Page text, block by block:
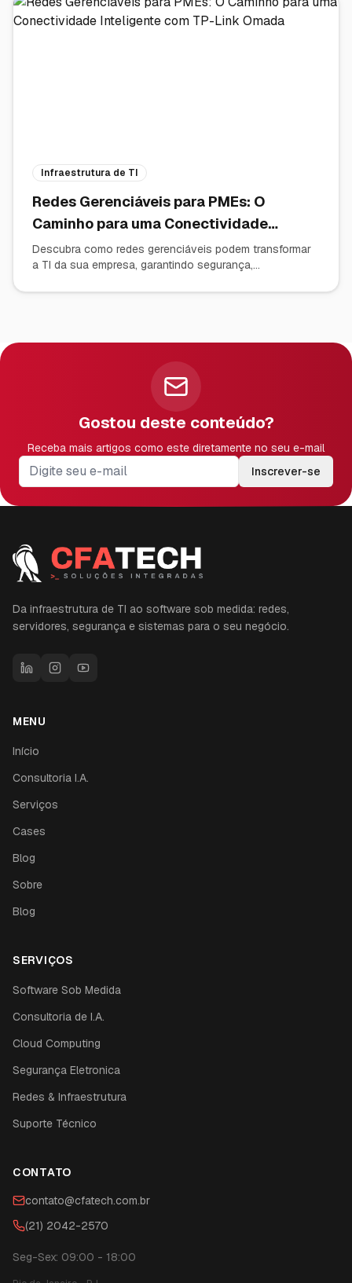
Infraestrutura de TI
Redes Gerenciáveis para PMEs: O
Caminho para uma Conectividade
Inteligente com TP-Link Omada
Descubra como redes gerenciáveis podem transformar
a TI da sua empresa, garantindo segurança,
TP-Link Omada é a escolha ideal para PMEs.
Gostou deste conteúdo?
Receba mais artigos como este diretamente no seu e-mail
Inscrever-se
Da infraestrutura de TI ao software sob medida: redes,
servidores, segurança e sistemas para o seu negócio.
MENU
Início
Consultoria I.A.
Serviços
Cases
Blog
Sobre
Blog
SERVIÇOS
Software Sob Medida
Consultoria de I.A.
Cloud Computing
Segurança Eletronica
Redes & Infraestrutura
Suporte Técnico
CONTATO
contato@cfatech.com.br
(21) 2042-2570
Seg-Sex: 09:00 - 18:00